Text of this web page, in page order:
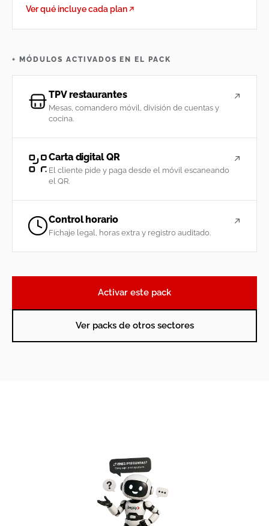
Ver qué incluye cada plan
+ MÓDULOS ACTIVADOS EN EL PACK
TPV restaurantes
Mesas, comandero móvil, división de cuentas y
cocina.
Carta digital QR
El cliente pide y paga desde el móvil escaneando
el QR.
Control horario
Fichaje legal, horas extra y registro auditado.
Activar este pack
Ver packs de otros sectores